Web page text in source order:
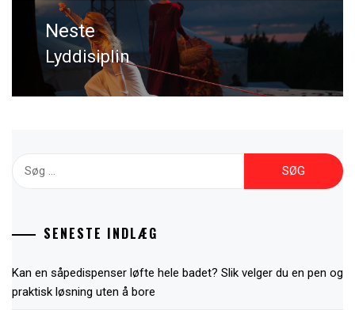
Next
Lyddisiplin
efter:
SENESTE INDLÆG
Kan en såpedispenser løfte hele badet? Slik velger du en pen og
praktisk løsning uten å bore